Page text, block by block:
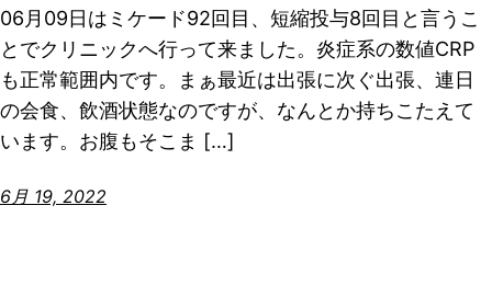
06月09日はミケード92回目、短縮投与8回目と言うこ
とでクリニックへ行って来ました。炎症系の数値CRP
も正常範囲内です。まぁ最近は出張に次ぐ出張、連日
の会食、飲酒状態なのですが、なんとか持ちこたえて
います。お腹もそこま […]
6月 19, 2022